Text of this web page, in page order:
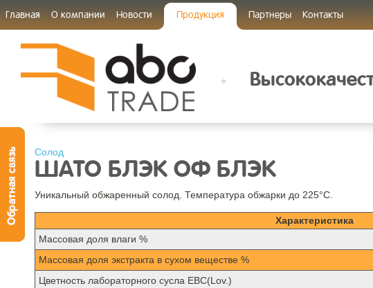
Главная О компании Новости Продукция Партнеры Контакты
Солод
ШАТО БЛЭК ОФ БЛЭК
Уникальный обжаренный солод. Температура обжарки до 225°C.
Характеристика
Mассовая доля влаги %
Массовая доля экстракта в сухом веществе %
Цветность лабораторного сусла EBC(Lov.)